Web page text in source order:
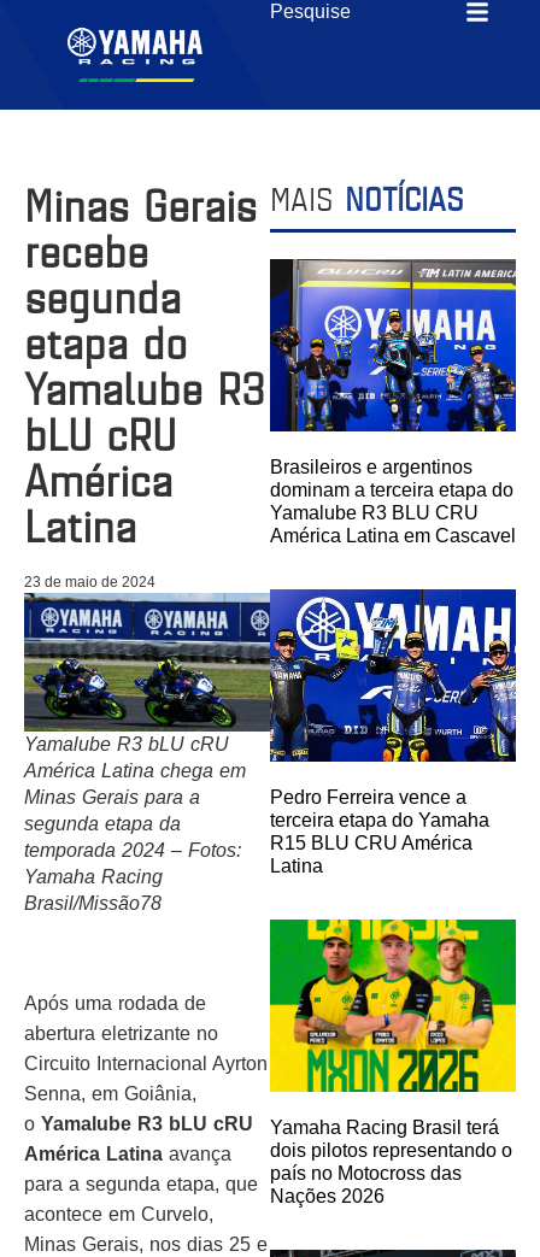
Minas Gerais
recebe
segunda
etapa do
Yamalube R3
bLU cRU
América
Latina
23 de maio de 2024
Yamalube R3 bLU cRU
América Latina chega em
Minas Gerais para a
segunda etapa da
temporada 2024 – Fotos:
Yamaha Racing
Brasil/Missão78
Após uma rodada de
abertura eletrizante no
Circuito Internacional Ayrton
Senna, em Goiânia,
o Yamalube R3 bLU cRU
América Latina avança
para a segunda etapa, que
acontece em Curvelo,
Minas Gerais, nos dias 25 e
MAIS NOTÍCIAS
Brasileiros e argentinos
dominam a terceira etapa do
Yamalube R3 BLU CRU
América Latina em Cascavel
Pedro Ferreira vence a
terceira etapa do Yamaha
R15 BLU CRU América
Latina
Yamaha Racing Brasil terá
dois pilotos representando o
país no Motocross das
Nações 2026